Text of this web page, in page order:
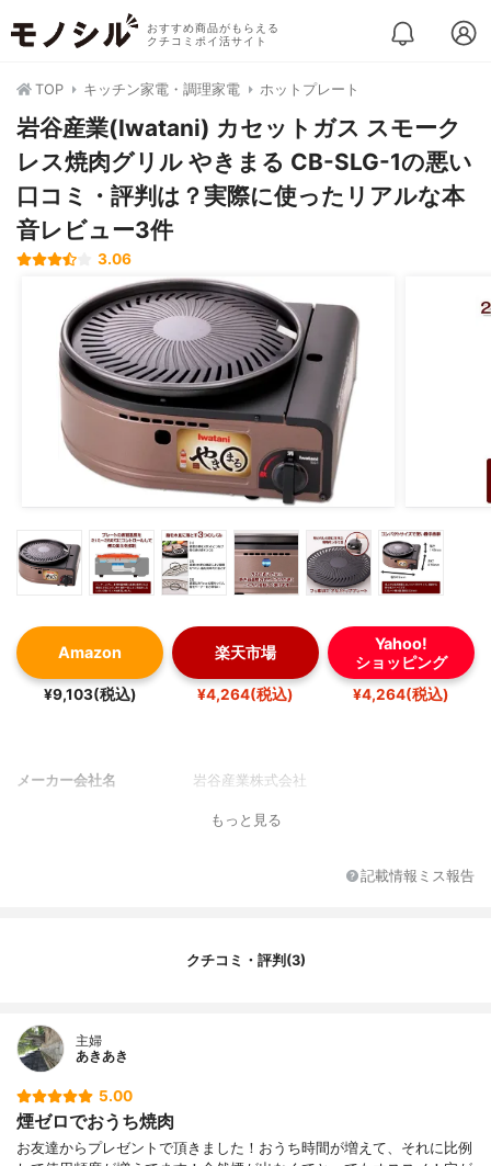
おすすめ商品がもらえる
クチコミポイ活サイト
TOP キッチン家電・調理家電 ホットプレート
岩谷産業(Iwatani) カセットガス スモーク
レス焼肉グリル やきまる CB-SLG-1の悪い
口コミ・評判は？実際に使ったリアルな本
音レビュー3件
3.06
Amazon
¥9,103(税込)
楽天市場
¥4,264(税込)
Yahoo!
ショッピング
¥4,264(税込)
メーカー会社名 岩谷産業株式会社
もっと見る
記載情報ミス報告
クチコミ・評判(3)
主婦
あきあき
5.00
煙ゼロでおうち焼肉
お友達からプレゼントで頂きました！おうち時間が増えて、それに比例